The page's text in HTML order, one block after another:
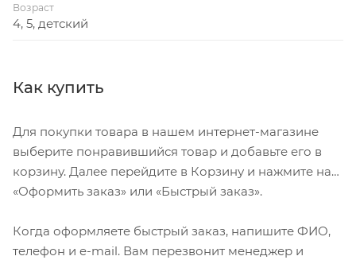
Возраст
4, 5, детский
Как купить
Для покупки товара в нашем интернет-магазине
выберите понравившийся товар и добавьте его в
корзину. Далее перейдите в Корзину и нажмите на
«Оформить заказ» или «Быстрый заказ».
Когда оформляете быстрый заказ, напишите ФИО,
телефон и e-mail. Вам перезвонит менеджер и